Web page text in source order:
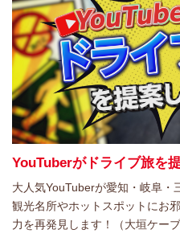
YouTuberがドライブ旅を
大人気YouTuberが愛知・岐阜・
観光名所やホットスポットにお
力を再発見します！（大垣ケー